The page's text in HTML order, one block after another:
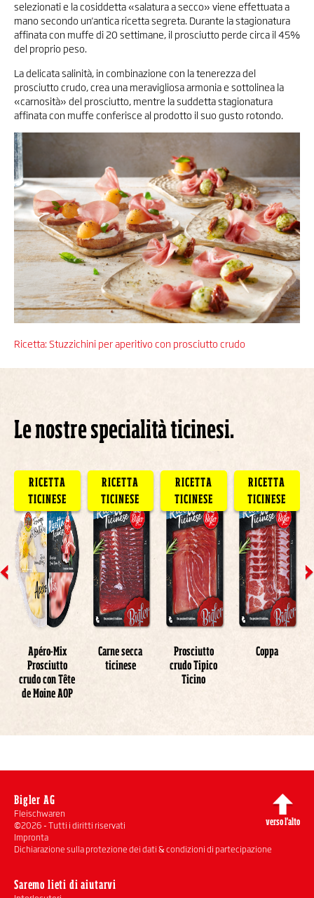
selezionati e la cosiddetta «salatura a secco» viene effettuata a
mano secondo un'antica ricetta segreta. Durante la stagionatura
affinata con muffe di 20 settimane, il prosciutto perde circa il 45%
del proprio peso.
La delicata salinità, in combinazione con la tenerezza del
prosciutto crudo, crea una meravigliosa armonia e sottolinea la
«carnosità» del prosciutto, mentre la suddetta stagionatura
affinata con muffe conferisce al prodotto il suo gusto rotondo.
Ricetta: Stuzzichini per aperitivo con prosciutto crudo
Le nostre specialità ticinesi.
RICETTA
TICINESE
Apéro-Mix
Prosciutto
crudo con Tête
de Moine AOP
RICETTA
TICINESE
Carne secca
ticinese
RICETTA
TICINESE
Prosciutto
crudo Tipico
Ticino
RICETTA
TICINESE
Coppa
verso l'alto
Bigler AG
Fleischwaren
©2026 - Tutti i diritti riservati
Impronta
Dichiarazione sulla protezione dei dati & condizioni di partecipazione
Saremo lieti di aiutarvi